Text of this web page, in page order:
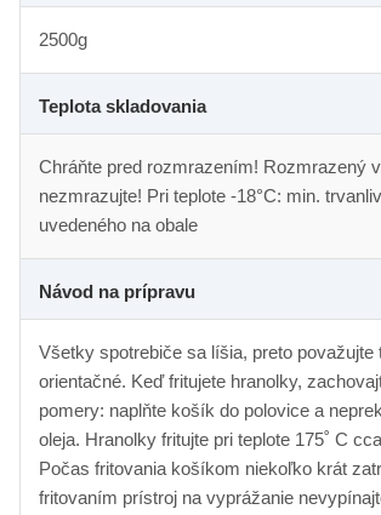
2500g
Teplota skladovania
Chráňte pred rozmrazením! Rozmrazený
nezmrazujte! Pri teplote -18°C: min.
uvedeného na obale
Návod na prípravu
Všetky spotrebiče sa líšia, preto považujte
orientačné. Keď fritujete hranolky,
pomery: naplňte košík do polovice a
oleja. Hranolky fritujte pri teplote 175˚ C
Počas fritovania košíkom niekoľko krát
fritovaním prístroj na vyprážanie